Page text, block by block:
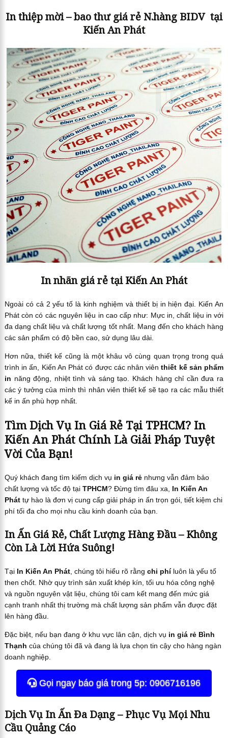
In thiệp mời – bao thư giá rẻ N.hàng BIDV tại
Kiến An Phát
In nhãn giá rẻ tại Kiến An Phát
Ngoài có cả 2 yếu tố là kinh nghiệm và thiết bị in hiện đại. Kiến An
Phát còn có các nguyên liệu in cao cấp như: Mực in, chất liệu in với
đa dạng chất liệu và chất lượng tốt nhất. Mang đến cho khách hàng
các sản phẩm có độ bền cao, sử dụng lâu dài.
Hơn nữa, thiết kế cũng là một khâu vô cùng quan trọng trong quá
trình in ấn, Kiến An Phát có được các nhân viênthiết kế sản phẩm
in năng động, nhiệt tình và sáng tạo. Khách hàng chỉ cần đưa ra
các ý tưởng của mình thì nhân viên thiết kế sẽ tạo ra các mẫu thiết
kế in ấn phù hợp nhất.
Tìm Dịch Vụ In Giá Rẻ Tại TPHCM? In
Kiến An Phát Chính Là Giải Pháp Tuyệt
Vời Của Bạn!
Quý khách đang tìm kiếm dịch vụ in giá rẻnhưng vẫn đảm bảo
chất lượng và tốc độ tại TPHCM? Đừng tìm đâu xa, In Kiến An
Pháttự hào là đơn vị cung cấp giải pháp in ấn trọn gói, tiết kiệm chi
phí tối đa cho mọi nhu cầu kinh doanh của bạn.
In Ấn Giá Rẻ, Chất Lượng Hàng Đầu – Không
Còn Là Lời Hứa Suông!
Tại In Kiến An Phát, chúng tôi hiểu rõ rằng chi phíluôn là yếu tố
then chốt. Nhờ quy trình sản xuất khép kín, tối ưu hóa công nghệ
và nguồn nguyên vật liệu, chúng tôi cam kết mang đến mức giá
cạnh tranh nhất thị trường mà chất lượng sản phẩm vẫn được đặt
lên hàng đầu.
Đặc biệt, nếu bạn đang ở khu vực lân cận, dịch vụ in giá rẻ Bình
Thạnh của chúng tôi đã và đang là lựa chọn tin cậy cho hàng ngàn
doanh nghiệp.
Gọi ngay báo giá trong 5p: 0906716196
Dịch Vụ In Ấn Đa Dạng – Phục Vụ Mọi Nhu
Cầu Quảng Cáo